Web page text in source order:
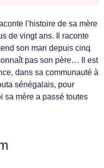
l’histoire de sa mère
de vingt ans. Il raconte
son mari depuis cinq
pas son père… Il est
dans sa communauté à
sénégalais, pour
sa mère a passé toutes